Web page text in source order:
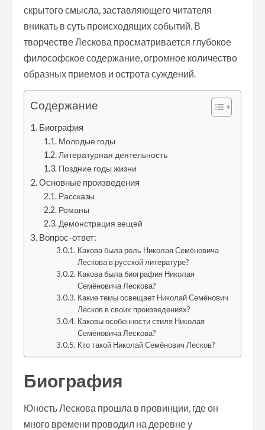
скрытого смысла, заставляющего читателя
вникать в суть происходящих событий. В
творчестве Лескова просматривается глубокое
философское содержание, огромное количество
образных приемов и острота суждений.
Содержание
Биография
Молодые годы
Литературная деятельность
Поздние годы жизни
Основные произведения
Рассказы
Романы
Демонстрация вещей
Вопрос-ответ:
Какова была роль Николая Семёновича
Лескова в русской литературе?
Какова была биография Николая
Семёновича Лескова?
Какие темы освещает Николай Семёнович
Лесков в своих произведениях?
Каковы особенности стиля Николая
Семёновича Лескова?
Кто такой Николай Семёнович Лесков?
Биография
Юность Лескова прошла в провинции, где он
много времени проводил на деревне у